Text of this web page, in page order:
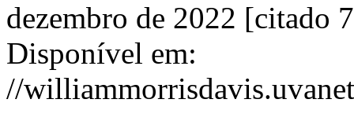
dezembro de 2022 [citado
Disponível em:
//